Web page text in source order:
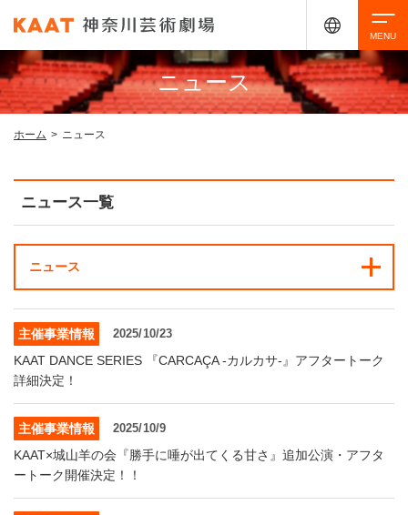
・ イベントカレンダー
・ 館内サービス・アクセシビリティ
・ レストラン/カフェ
施設を借りる
KAATについて
検索
ニュース
ホーム > ニュース
ニュース一覧
ニュース
主催事業情報 2025/10/23
KAAT DANCE SERIES 『CARCAÇA -カルカサ-』アフタートーク
詳細決定！
主催事業情報 2025/10/9
KAAT×城山羊の会『勝手に唾が出てくる甘さ』追加公演・アフタ
ートーク開催決定！！